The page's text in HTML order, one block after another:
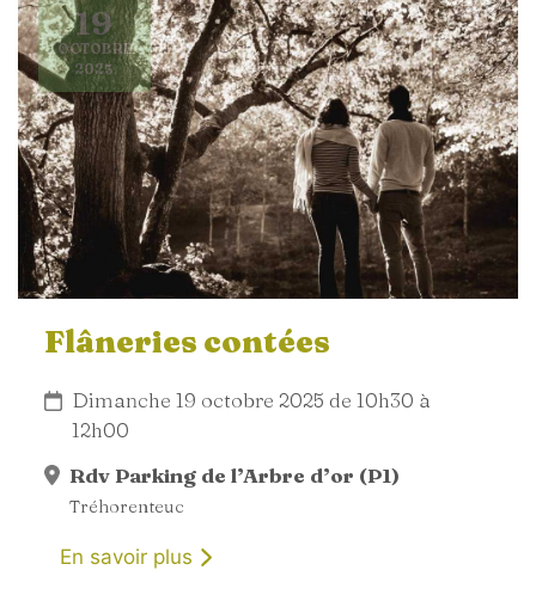
19
OCTOBRE
2025
Flâneries contées
Dimanche 19 octobre 2025 de 10h30 à
12h00
Rdv Parking de l’Arbre d’or (P1)
Tréhorenteuc
En savoir plus